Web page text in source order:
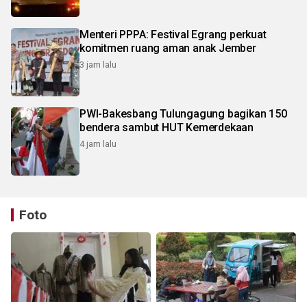
Menteri PPPA: Festival Egrang perkuat
komitmen ruang aman anak Jember
3 jam lalu
PWI-Bakesbang Tulungagung bagikan 150
bendera sambut HUT Kemerdekaan
4 jam lalu
Foto